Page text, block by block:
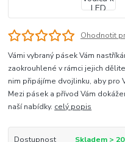
Ohodnotit
Vámi vybraný pásek Vám
zaokrouhlené v rámci jejich
nim připájíme dvojlinku, aby pro
Mezi pásek a přívod Vám
naší nabídky. celý popis
Dostupnost Skladem > 20